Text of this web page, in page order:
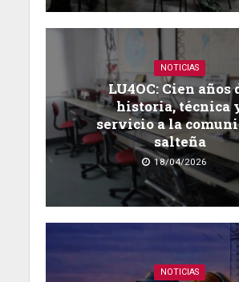
NOTICIAS
LU4OC: Cien años
historia, técnica
servicio a la
salteña
18/04/2026
NOTICIAS